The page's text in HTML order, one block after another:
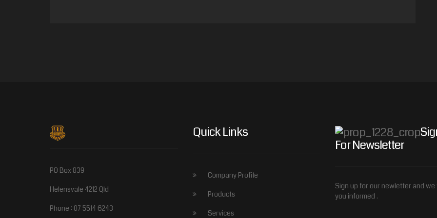
PO Box 839
Helensvale 4212 Qld
Phone : 07 5514 6243
Quick Links
Company Profile
Products
Services
For Newsletter
Sign up for our newletter and we
you informed .